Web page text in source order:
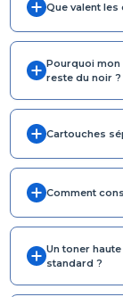
Que valent
Pourquoi
reste du noir ?
Cartouches
Comment
Un toner
standard ?